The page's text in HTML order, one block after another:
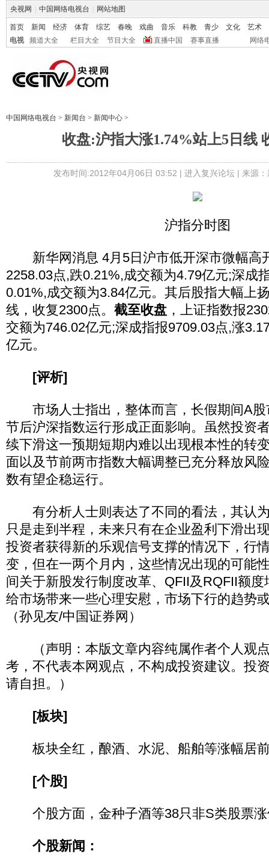
央视网 中国网络电视台 网站地图
首页 新闻 经济 体育 综艺 春晚 戏曲 音乐 科教 青少 文化
艺术
电视
频道大全 栏目大全 节目大全 直播中国 赛事直播 网络
中国网络电视台 > 新闻台 > 新闻中心 >
收盘:沪指大涨1.74%站上5日线
发布时间:2012年04月06日 03:52 | 进入复兴论坛| 来源
沪指分时图
新华网消息 4月5日沪市低开深市微幅高
2258.03点,跌0.21%,成交额为4.79亿元;深成
0.01%,成交额为3.84亿元。其后股指大幅上
线，收复2300点。 截至收盘 ，上证指数报
交额为746.02亿元;深成指报9709.03点,涨
亿元。
[评析]
市场人士指出，整体而言，长假期间A股
节后沪深指数运行形成正面影响。虽然投资
续下滑这一预期短期内难以出现根本性的转
面以及节前两市指数大幅调整已充分释放风
数有望企稳运行。
有分析人士则表达了不同的看法，其认
只是走到半程，未来只有在企业盈利下滑出
投资者获得新的乐观信号支撑的情况下，行
变，但在一两个月内，这些情况出现的可能
间关于新股发行制度改革、QFII及RQFII额
给市场带来一些心理安慰，市场下行的趋势
（孙见友/中国证券网）
（声明：本版文章内容纯属作者个人观
考，不代表本网观点，不构成投资建议。投
请自担。）
[板块]
板块全红，酿酒、水泥、船舶等涨幅居
[个股]
个股方面，金种子酒等38只非S类股票涨
个股新闻：